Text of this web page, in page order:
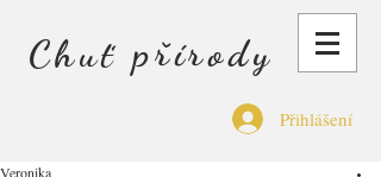
Chuť přírody
Přihlášení
Veronika